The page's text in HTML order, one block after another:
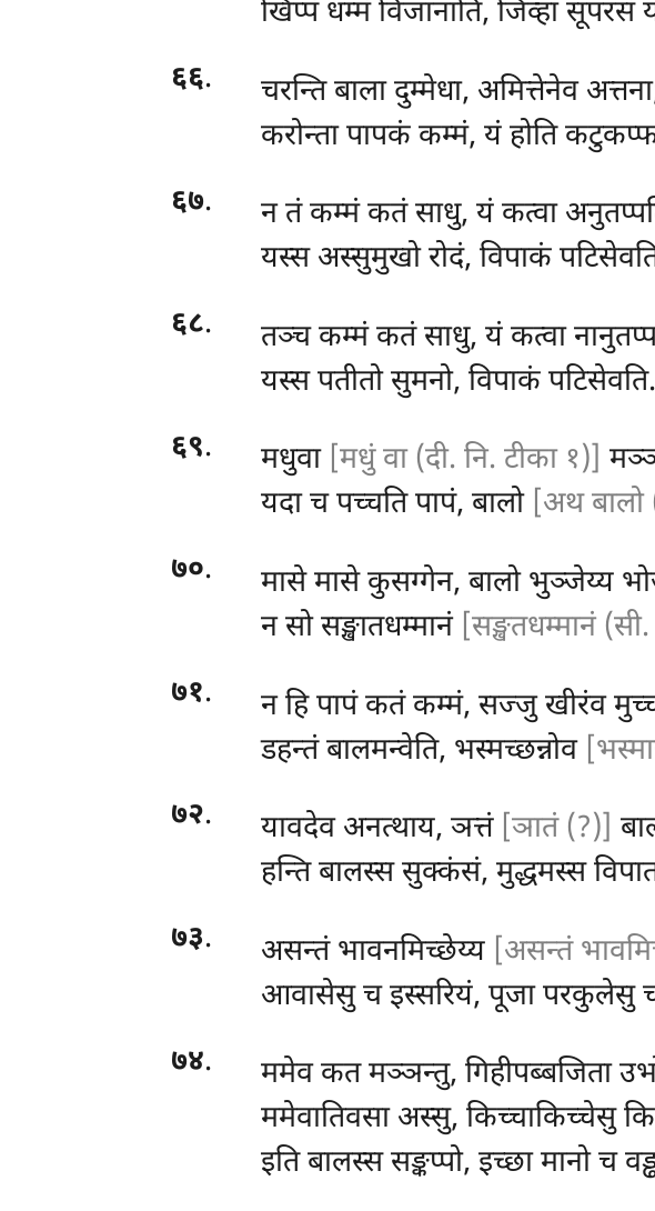
खिप्पं धम्मं विजानाति, जिव्हा सूपरसं
६६.
चरन्ति बाला दुम्मेधा, अमित्तेनेव
करोन्ता पापकं कम्मं, यं होति
६७. नतं कम्मं कतं साधु, यं कत्वा
यस्स अस्सुमुखो रोदं, विपाकं
६८. तञ्चकम्मं कतं साधु, यं कत्वा
यस्स पतीतो सुमनो, विपाकं पटिसेवति.
६९. मधुवा [मधुं वा (दी. नि. टीका १)]
यदा च पच्चति पापं, बालो [अथ बालो
७०.
मासे मासे कुसग्गेन, बालो भुञ्जेय्य
न सो सङ्खातधम्मानं [सङ्खतधम्मानं
७१.
न हि पापं कतं कम्मं, सज्जु खीरंव
डहन्तं बालमन्वेति, भस्मच्छन्नोव
७२. यावदेव अनत्थाय, ञत्तं [ञातं (?)]
हन्ति बालस्स सुक्कंसं, मुद्धमस्स
७३. असन्तं भावनमिच्छेय्य [असन्तं
आवासेसु च इस्सरियं, पूजा परकुलेसु
७४. ममेवकत मञ्ञन्तु, गिहीपब्बजिता
ममेवातिवसा अस्सु, किच्चाकिच्चेसु
इति बालस्स सङ्कप्पो, इच्छा मानो च